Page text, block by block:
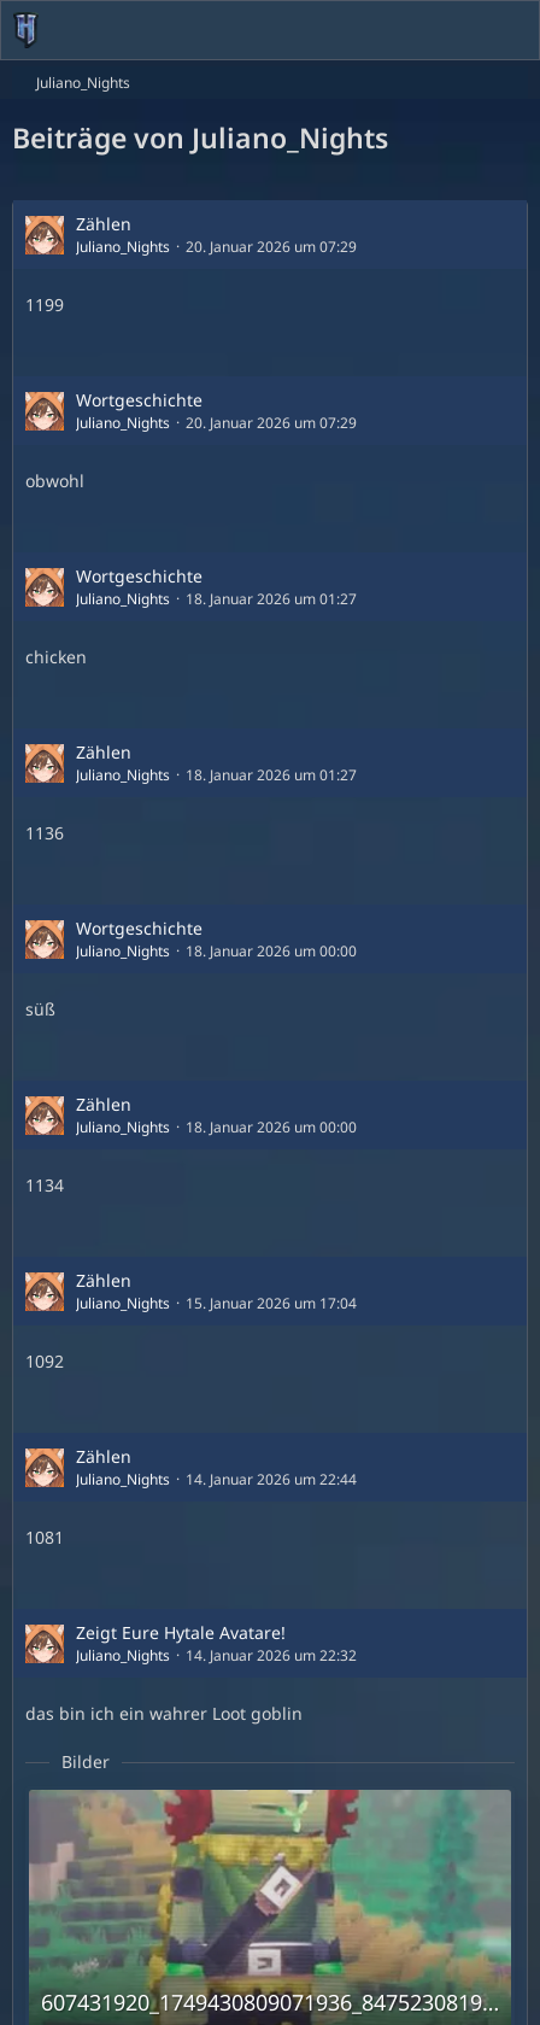
Juliano_Nights
Beiträge von Juliano_Nights
Zählen
Juliano_Nights 20. Januar 2026 um 07:29
1199
Wortgeschichte
Juliano_Nights 20. Januar 2026 um 07:29
obwohl
Wortgeschichte
Juliano_Nights 18. Januar 2026 um 01:27
chicken
Zählen
Juliano_Nights 18. Januar 2026 um 01:27
1136
Wortgeschichte
Juliano_Nights 18. Januar 2026 um 00:00
süß
Zählen
Juliano_Nights 18. Januar 2026 um 00:00
1134
Zählen
Juliano_Nights 15. Januar 2026 um 17:04
1092
Zählen
Juliano_Nights 14. Januar 2026 um 22:44
1081
Zeigt Eure Hytale Avatare!
Juliano_Nights 14. Januar 2026 um 22:32
das bin ich ein wahrer Loot goblin
Bilder
607431920_1749430809071936_8475230819646368809_n.jpg